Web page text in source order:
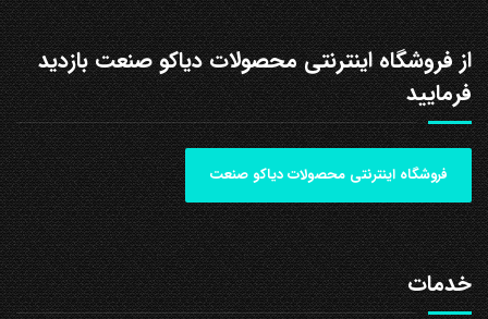
از فروشگاه اینترنتی محصولات دیاکو صنعت بازدید
فرمایید
فروشگاه اینترنتی محصولات دیاکو صنعت
خدمات